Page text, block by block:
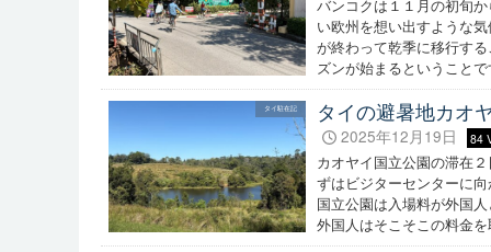
バンコクは１１月の初旬
い欧州を想い出すような
が終わって乾季に移行す
ズンが始まるということ
タイ駐在記 タイの避暑地カオ
2025年12月19日 84
カオヤイ国立公園の滞在
ずはビジターセンターに
国立公園は入場料が外国
外国人はそこそこの料金